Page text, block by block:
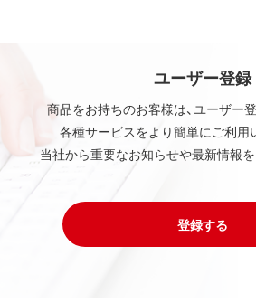
ユーザー登録
商品をお持ちのお客様は、ユーザー
各種サービスをより簡単にご利用
当社から重要なお知らせや最新情報を
登録する